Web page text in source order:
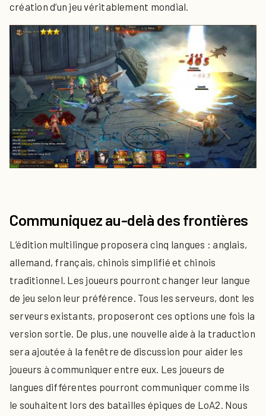
création d’un jeu véritablement mondial.
Communiquez au-delà des frontières
L’édition multilingue proposera cinq langues : anglais,
allemand, français, chinois simplifié et chinois
traditionnel. Les joueurs pourront changer leur langue
de jeu selon leur préférence. Tous les serveurs, dont les
serveurs existants, proposeront ces options une fois la
version sortie. De plus, une nouvelle aide à la traduction
sera ajoutée à la fenêtre de discussion pour aider les
joueurs à communiquer entre eux. Les joueurs de
langues différentes pourront communiquer comme ils
le souhaitent lors des batailles épiques de LoA2. Nous